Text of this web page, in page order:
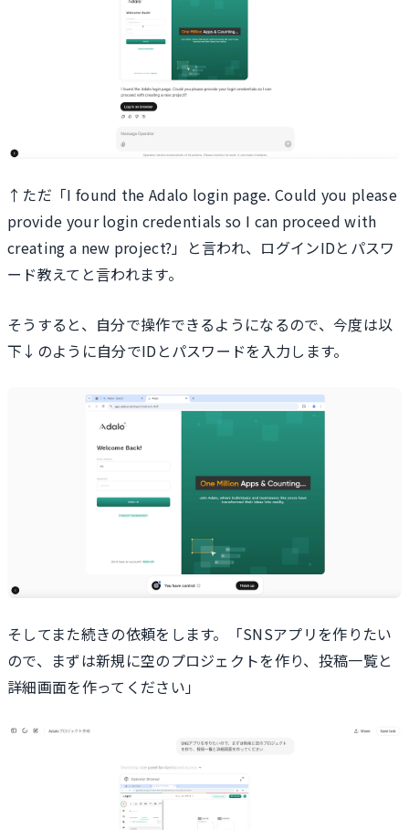
↑ただ「I found the Adalo login page. Could you please
provide your login credentials so I can proceed with
creating a new project?」と言われ、ログインIDとパスワ
ード教えてと言われます。
そうすると、自分で操作できるようになるので、今度は以
下↓のように自分でIDとパスワードを入力します。
そしてまた続きの依頼をします。「SNSアプリを作りたい
ので、まずは新規に空のプロジェクトを作り、投稿一覧と
詳細画面を作ってください」